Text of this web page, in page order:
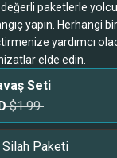
paketlerle
yapın. Herhangi
yardımcı
elde edin.
Seti
$1.99
Silah Paketi